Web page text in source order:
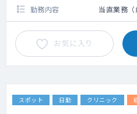
勤務内容 当直業務（
お気に入り
スポット 日勤 クリニック